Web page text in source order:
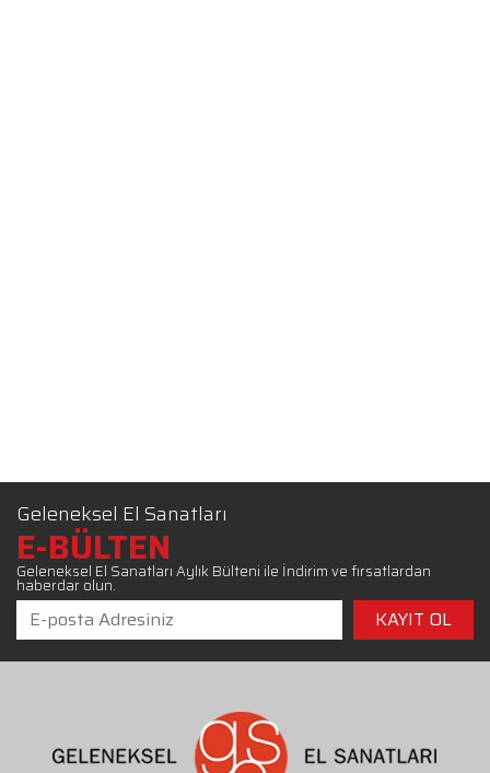
Geleneksel El Sanatları
E-BÜLTEN
Geleneksel El Sanatları Aylık Bülteni ile İndirim ve fırsatlardan
haberdar olun.